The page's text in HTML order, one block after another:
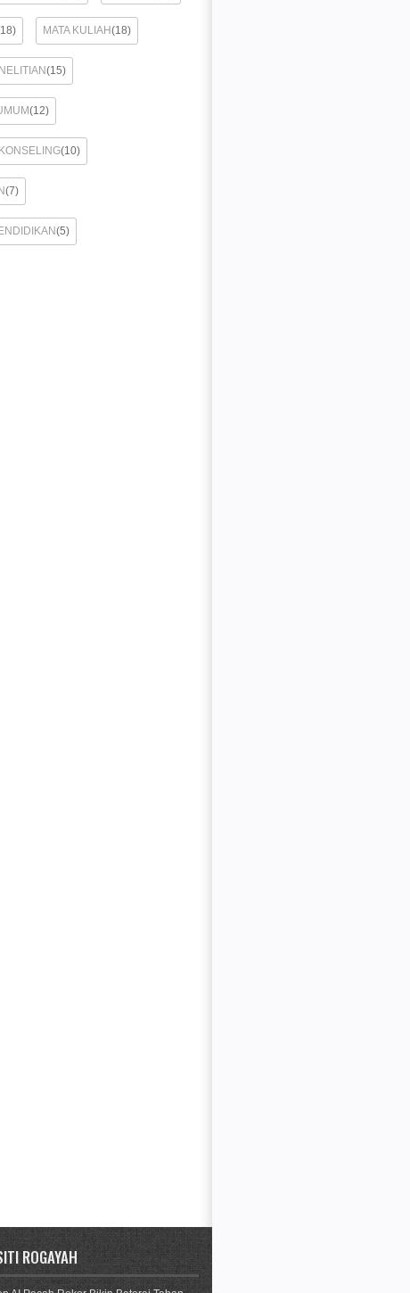
MATA KULIAH(18)
(15)
(12)
(10)
(7)
(5)
ROGAYAH